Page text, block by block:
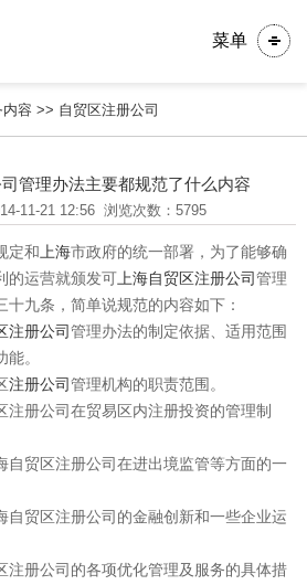
菜单
内容 >> 自贸区注册公司
司管理办法主要都规范了什么内容
11-21 12:56 浏览次数：5795
定和 上海市政府的统一部署，为了能够确
的运营就颁发可 上海自贸区注册公司管理
九条，简单说规范的内容如下：
注册公司管理办法的制定依据、适用范围
。
注册公司管理机构的职责范围。
注册公司在贸易区内注册投资的管理制
自贸区注册公司在进出境监管等方面的一
自贸区注册公司的金融创新和一些企业运
注册公司的各项优化管理及服务的具体措